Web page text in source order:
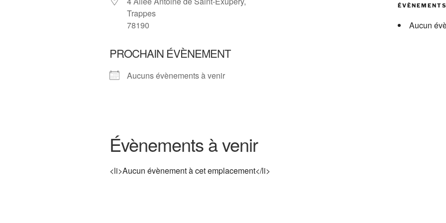
Trappes
78190
PROCHAIN ÉVÈNEMENT
Aucuns évènements à venir
Évènements à venir
<li>Aucun évènement à cet emplacement</li>
ÉVÈNEMENTS
Aucun